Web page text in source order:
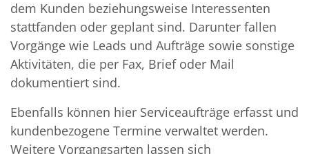
dem Kunden beziehungsweise Interessenten
stattfanden oder geplant sind. Darunter fallen
Vorgänge wie Leads und Aufträge sowie sonstige
Aktivitäten, die per Fax, Brief oder Mail
dokumentiert sind.
Ebenfalls können hier Serviceaufträge erfasst und
kundenbezogene Termine verwaltet werden.
Weitere Vorgangsarten lassen sich